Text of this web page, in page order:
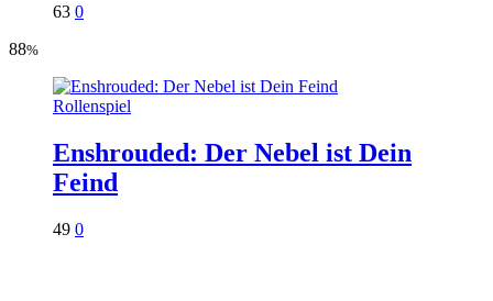
63 0
88%
Rollenspiel
Enshrouded: Der Nebel ist Dein
Feind
49 0